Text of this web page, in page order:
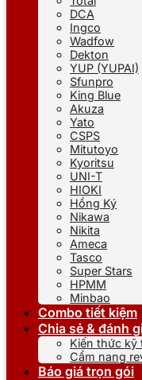
DCA
Ingco
Wadfow
Dekton
YUP (YUPAI)
Sfunpro
King Blue
Akuza
Yato
CSPS
Mitutoyo
Kyoritsu
UNI-T
HIOKI
Hồng Ký
Nikawa
Nikita
Ameca
Tasco
Super Stars
HPMM
Minbao
Combo tiết kiệm
Chia sẻ & đánh
Kiến thức kỹ
Cẩm nang
Báo giá trọn gói